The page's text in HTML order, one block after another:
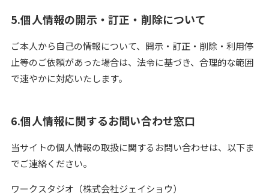
5.個人情報の開示・訂正・削除について
ご本人から自己の情報について、開示・訂正・削除・利用停
止等のご依頼があった場合は、法令に基づき、合理的な範囲
で速やかに対応いたします。
6.個人情報に関するお問い合わせ窓口
当サイトの個人情報の取扱に関するお問い合わせは、以下ま
でご連絡ください。
ワークスタジオ（株式会社ジェイショウ）